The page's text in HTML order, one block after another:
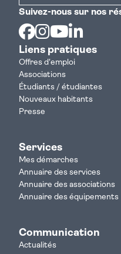
Suivez-nous sur nos
Facebook
Instagram
Youtube
Liens pratiques
Offres d'emploi
Associations
Étudiants / étudiantes
Nouveaux habitants
Presse
Services
Mes démarches
Annuaire des services
Annuaire des associations
Annuaire des équipements
Communication
Actualités